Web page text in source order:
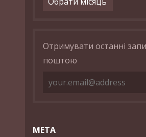
Отримувати останні
поштою
МЕТА